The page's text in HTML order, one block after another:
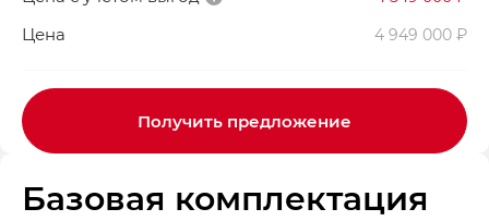
Цена 4 949 000 ₽
Получить предложение
Базовая комплектация